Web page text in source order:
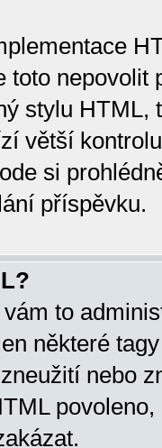
toto
stylu HTML,
větší
si
příspěvku.
to
některé
nebo